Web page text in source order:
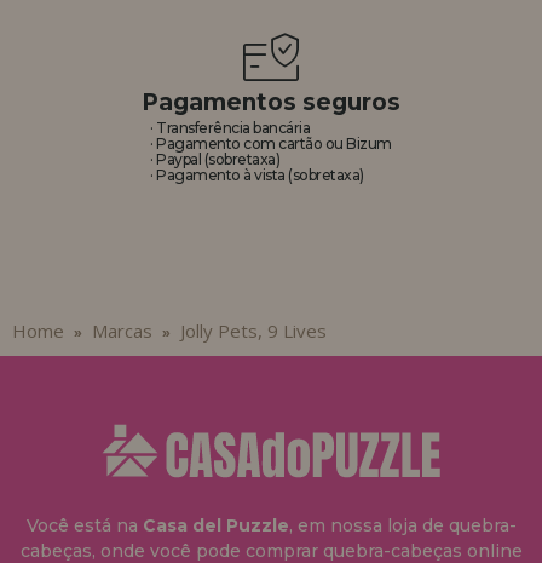
REGISTRO DE REVENDEDOR
Pagamentos seguros
· Transferência bancária
· Pagamento com cartão ou Bizum
· Paypal (sobretaxa)
· Pagamento à vista (sobretaxa)
Home » Marcas » Jolly Pets, 9 Lives
Você está na Casa del Puzzle, em nossa loja de quebra-
cabeças, onde você pode comprar quebra-cabeças online